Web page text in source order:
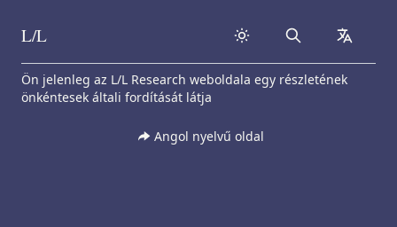
Skip to content
L/L Search
Ön jelenleg az L/L Research weboldala egy részletének
önkéntesek általi fordítását látja
Angol nyelvű oldal